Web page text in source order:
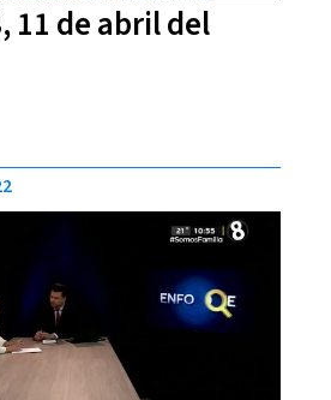
11 de abril del